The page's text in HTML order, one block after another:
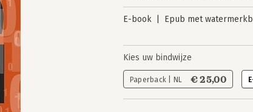
E-book Epub met
Kies uw bindwijze
Paperback | NL € 25,00